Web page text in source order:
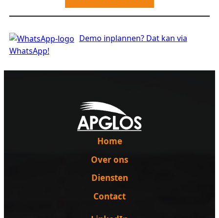
Demo inplannen? Dat kan via
WhatsApp!
Home
Over ons
Diensten
Contact